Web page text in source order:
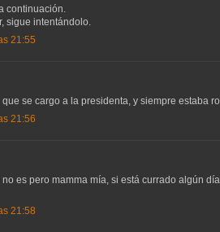
continuación.
sigue intentándolo.
21:55
que se cargo a la presidenta, y siempre estaba
21:56
no es pero mamma mía, si está currado algún
21:58